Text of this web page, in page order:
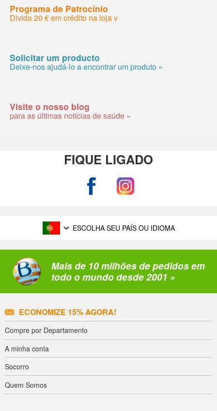
Programa de Patrocínio
Divida 20 € em crédito na loja v
Solicitar um producto
Deixe-nos ajudá-lo a encontrar um produto »
Visite o nosso blog
para as últimas notícias de saúde »
FIQUE LIGADO
ESCOLHA SEU PAÍS OU IDIOMA
Mais de 10 milhões de pedidos em
todo o mundo desde 2001 »
ECONOMIZE 15% AGORA!
Compre por Departamento
A minha conta
Socorro
Quem Somos